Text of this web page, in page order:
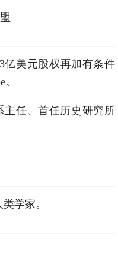
亿美元股权再加有条件
主任、首任历史研究所
学家。